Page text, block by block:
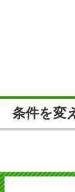
条件を変